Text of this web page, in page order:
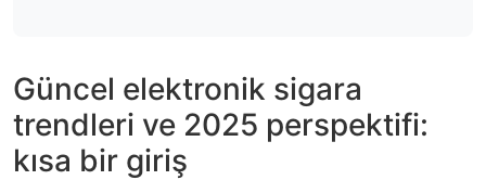
Güncel elektronik sigara
trendleri ve 2025 perspektifi:
kısa bir giriş